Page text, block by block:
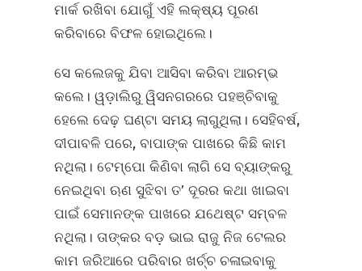
ମାର୍କ ରଖିବା ଯୋଗୁଁ ଏହି ଲକ୍ଷ୍ୟ ପୂରଣ
କରିବାରେ ବିଫଳ ହୋଇଥିଲେ।
ସେ କଲେଜକୁ ଯିବା ଆସିବା କରିବା ଆରମ୍ଭ
କଲେ। ୱଡ଼ାଲିରୁ ୱିସନଗରରେ ପହଞ୍ଚିବାକୁ
ହେଲେ ଦେଢ଼ ଘଣ୍ଟା ସମୟ ଲାଗୁଥିଲା। ସେହିବର୍ଷ,
ଦୀପାବଳି ପରେ, ବାପାଙ୍କ ପାଖରେ କିଛି କାମ
ନଥିଲା। ଟେମ୍ପୋ କିଣିବା ଲାଗି ସେ ବ୍ୟାଙ୍କରୁ
ନେଇଥିବା ଋଣ ସୁଝିବା ତ’ ଦୂରର କଥା ଖାଇବା
ପାଇଁ ସେମାନଙ୍କ ପାଖରେ ଯଥେଷ୍ଟ ସମ୍ବଳ
ନଥିଲା। ତାଙ୍କର ବଡ଼ ଭାଇ ରାଜୁ ନିଜ ଟେଲର
କାମ ଜରିଆରେ ପରିବାର ଖର୍ଚ୍ଚ ଚଳାଇବାକୁ